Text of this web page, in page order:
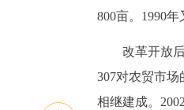
800亩。1990
改革开放
307对农贸市
相继建成。